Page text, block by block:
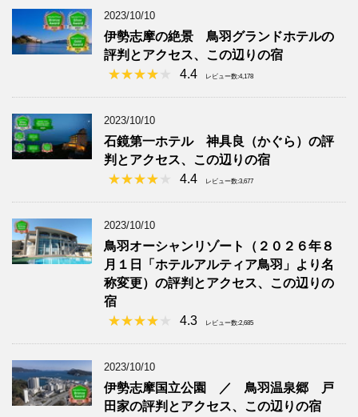
2023/10/10
伊勢志摩の絶景 鳥羽グランドホテルの
評判とアクセス、この辺りの宿
4.4
レビュー数:4,178
2023/10/10
石鏡第一ホテル 神具良（かぐら）の評
判とアクセス、この辺りの宿
4.4
レビュー数:3,677
2023/10/10
鳥羽オーシャンリゾート（２０２６年８
月１日「ホテルアルティア鳥羽」より名
称変更）の評判とアクセス、この辺りの
宿
4.3
レビュー数:2,685
2023/10/10
伊勢志摩国立公園 ／ 鳥羽温泉郷 戸
田家の評判とアクセス、この辺りの宿